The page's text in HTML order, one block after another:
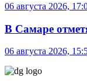
06 августа 2026,
В Самаре
06 августа 2026,